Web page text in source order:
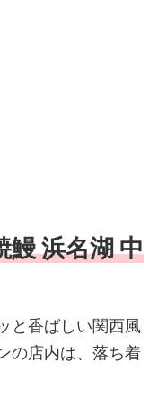
鰻 浜名湖 中
と香ばしい関西風
の店内は、落ち着